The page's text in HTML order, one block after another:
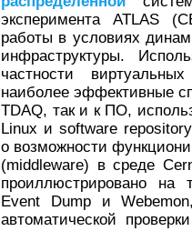
эксперимента ATLAS
работы в условиях
инфраструктуры.
частности
наиболее эффективные
TDAQ, так и к ПО,
Linux и software
о возможности
(middleware) в среде
проиллюстрировано на
Event Dump и
автоматической